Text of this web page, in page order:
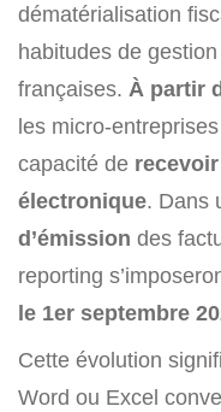
dématérialisation
habitudes de
françaises. À partir
les micro-
capacité de
électronique. Dans
d’émission des
reporting
le 1er septembre
Cette évolution
Word ou Excel